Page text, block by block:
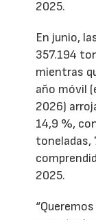
2025.
En junio,
357.194
mientras
año móvil
2026)
14,9 %,
toneladas,
2025.